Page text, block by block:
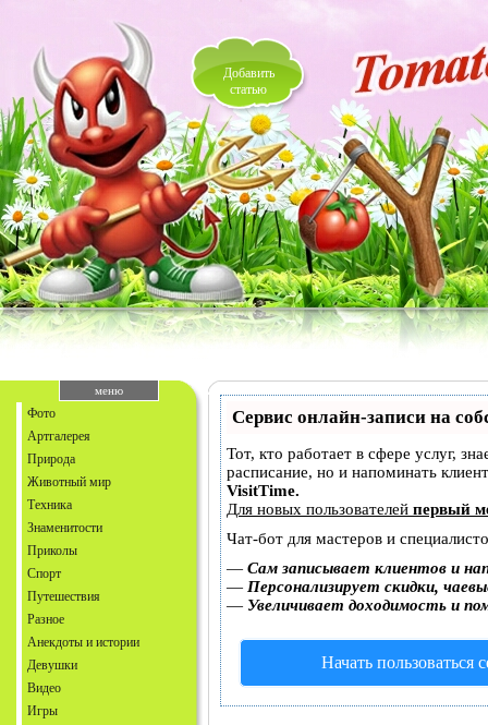
Добавить
статью
меню
Фото
Артгалерея
Природа
Животный мир
Техника
Знаменитости
Приколы
Спорт
Путешествия
Разное
Анекдоты и истории
Девушки
Видео
Игры
Сервис онлайн-записи на
Тот, кто работает в сфере услуг,
расписание, но и напоминать
VisitTime.
Для новых пользователей первый
Чат-бот для мастеров и
— Сам записывает клиентов и
— Персонализирует скидки,
— Увеличивает доходимость и
Начать пользоваться